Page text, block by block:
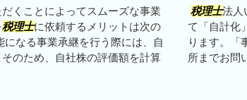
くことによってスムーズな事業
税理士に依頼するメリットは次の
なる事業承継を行う際には、自
のため、自社株の評価額を計算
税理士法人
て「自計化
ります。「
所までお問